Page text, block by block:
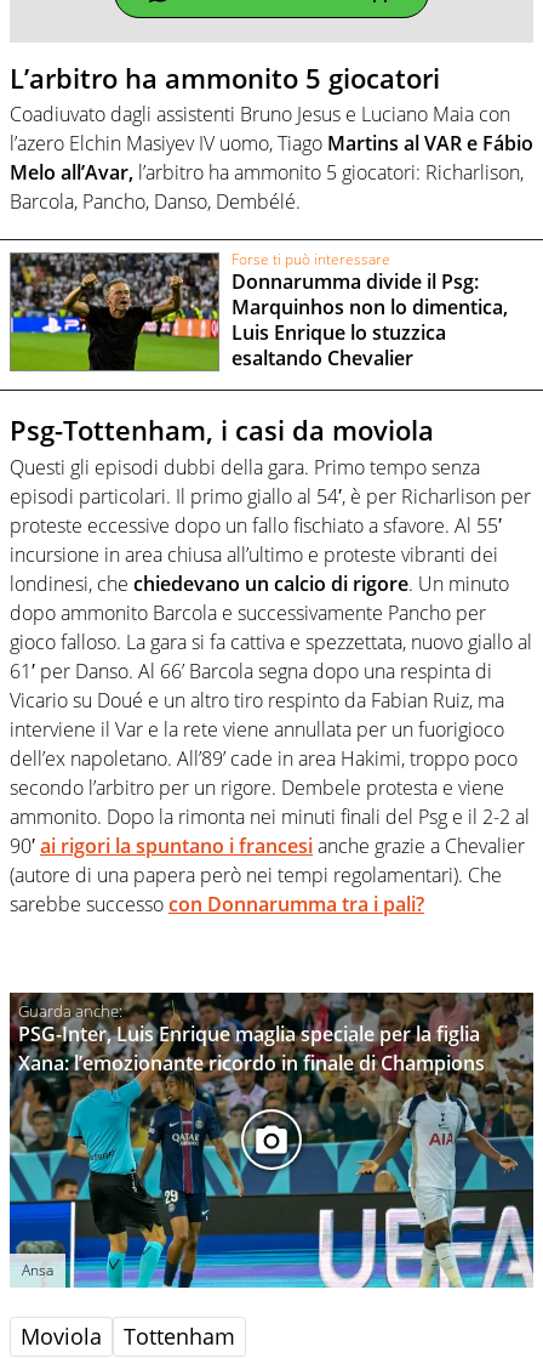
L’arbitro ha ammonito 5 giocatori
Coadiuvato dagli assistenti Bruno Jesus e Luciano Maia con
l’azero Elchin Masiyev IV uomo, Tiago Martins al VAR e Fábio
Melo all’Avar, l’arbitro ha ammonito 5 giocatori: Richarlison,
Barcola, Pancho, Danso, Dembélé.
Forse ti può interessare
Donnarumma divide il Psg:
Marquinhos non lo dimentica,
Luis Enrique lo stuzzica
esaltando Chevalier
Psg-Tottenham, i casi da moviola
Questi gli episodi dubbi della gara. Primo tempo senza
episodi particolari. Il primo giallo al 54′, è per Richarlison per
proteste eccessive dopo un fallo fischiato a sfavore. Al 55′
incursione in area chiusa all’ultimo e proteste vibranti dei
londinesi, che chiedevano un calcio di rigore. Un minuto
dopo ammonito Barcola e successivamente Pancho per
gioco falloso. La gara si fa cattiva e spezzettata, nuovo giallo al
61′ per Danso. Al 66’ Barcola segna dopo una respinta di
Vicario su Doué e un altro tiro respinto da Fabian Ruiz, ma
interviene il Var e la rete viene annullata per un fuorigioco
dell’ex napoletano. All’89’ cade in area Hakimi, troppo poco
secondo l’arbitro per un rigore. Dembele protesta e viene
ammonito. Dopo la rimonta nei minuti finali del Psg e il 2-2 al
90′ai rigori la spuntano i francesianche grazie a Chevalier
(autore di una papera però nei tempi regolamentari). Che
sarebbe successocon Donnarumma tra i pali?
PSG-Inter, Luis Enrique maglia speciale per la figlia
Xana: l’emozionante ricordo in finale di Champions
Ansa
Moviola Tottenham